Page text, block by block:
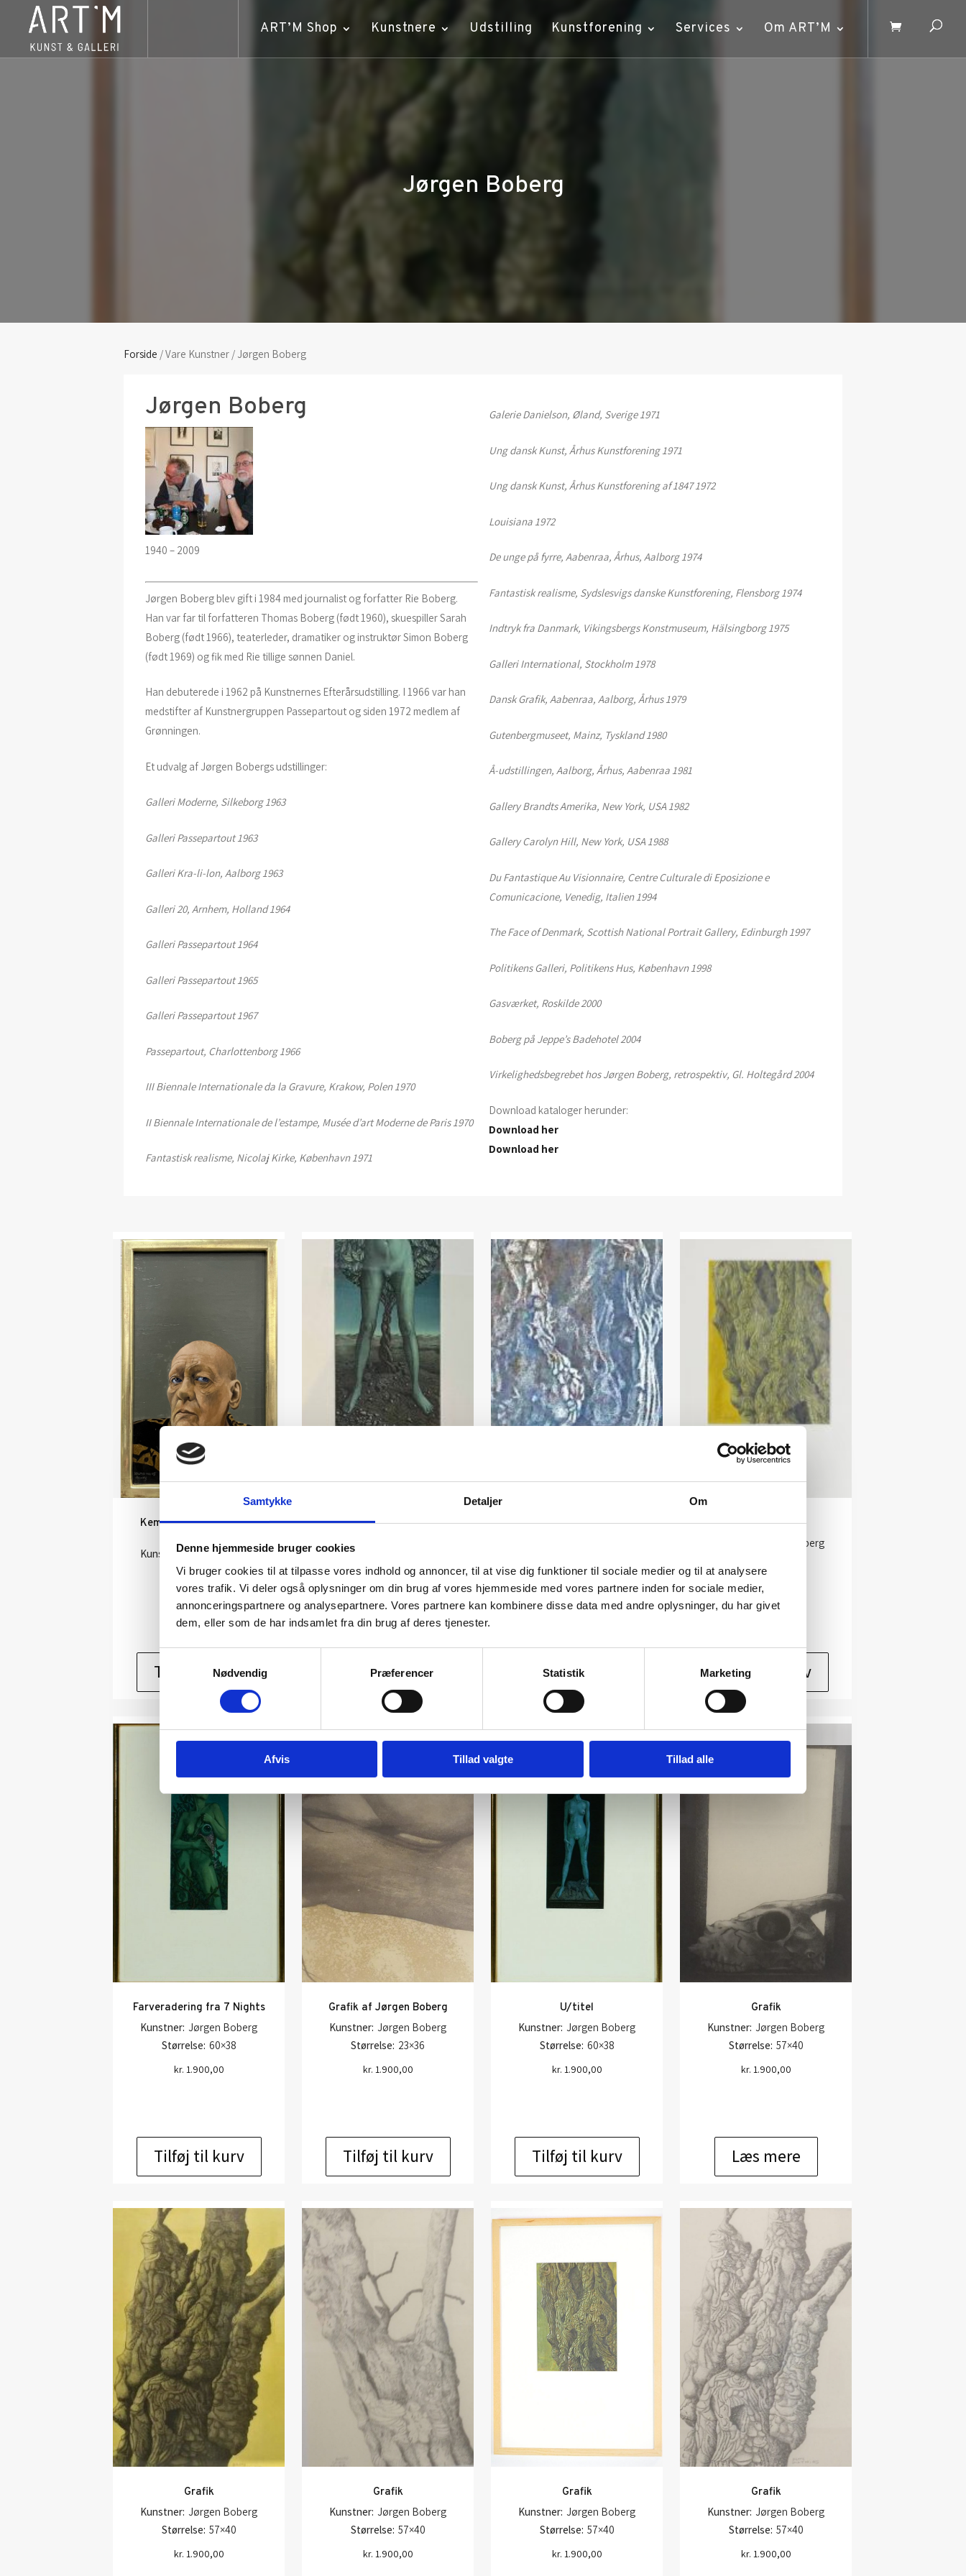
Samtykke Detaljer Om
Denne hjemmeside bruger cookies
Vi bruger cookies til at tilpasse vores indhold og annoncer, til at vise dig funktioner til sociale medier og til at analysere
vores trafik. Vi deler også oplysninger om din brug af vores hjemmeside med vores partnere inden for sociale medier,
annonceringspartnere og analysepartnere. Vores partnere kan kombinere disse data med andre oplysninger, du har givet
dem, eller som de har indsamlet fra din brug af deres tjenester.
Samtykkevalg
Nødvendig
Præferencer Statistik Marketing
Afvis Tillad valgte Tillad alle
ART’M Shop Kunstnere Udstilling Kunstforening Services Om ART’M
Jørgen Boberg
Forside / Vare Kunstner / Jørgen Boberg
Jørgen Boberg
1940 – 2009
Jørgen Boberg blev gift i 1984 med journalist og forfatter Rie Boberg.
Han var far til forfatteren Thomas Boberg (født 1960), skuespiller Sarah
Boberg (født 1966), teaterleder, dramatiker og instruktør Simon Boberg
(født 1969) og fik med Rie tillige sønnen Daniel.
Han debuterede i 1962 på Kunstnernes Efterårsudstilling. I 1966 var han
medstifter af Kunstnergruppen Passepartout og siden 1972 medlem af
Grønningen.
Et udvalg af Jørgen Bobergs udstillinger:
Galleri Moderne, Silkeborg 1963
Galleri Passepartout 1963
Galleri Kra-li-lon, Aalborg 1963
Galleri 20, Arnhem, Holland 1964
Galleri Passepartout 1964
Galleri Passepartout 1965
Galleri Passepartout 1967
Passepartout, Charlottenborg 1966
III Biennale Internationale da la Gravure, Krakow, Polen 1970
II Biennale Internationale de l’estampe, Musée d’art Moderne de Paris 1970
Fantastisk realisme, Nicolaj Kirke, København 1971
Galerie Danielson, Øland, Sverige 1971
Ung dansk Kunst, Århus Kunstforening 1971
Ung dansk Kunst, Århus Kunstforening af 1847 1972
Louisiana 1972
De unge på fyrre, Aabenraa, Århus, Aalborg 1974
Fantastisk realisme, Sydslesvigs danske Kunstforening, Flensborg 1974
Indtryk fra Danmark, Vikingsbergs Konstmuseum, Hälsingborg 1975
Galleri International, Stockholm 1978
Dansk Grafik, Aabenraa, Aalborg, Århus 1979
Gutenbergmuseet, Mainz, Tyskland 1980
Å-udstillingen, Aalborg, Århus, Aabenraa 1981
Gallery Brandts Amerika, New York, USA 1982
Gallery Carolyn Hill, New York, USA 1988
Du Fantastique Au Visionnaire, Centre Culturale di Eposizione e
Comunicacione, Venedig, Italien 1994
The Face of Denmark, Scottish National Portrait Gallery, Edinburgh 1997
Politikens Galleri, Politikens Hus, København 1998
Gasværket, Roskilde 2000
Boberg på Jeppe’s Badehotel 2004
Virkelighedsbegrebet hos Jørgen Boberg, retrospektiv, Gl. Holtegård 2004
Download kataloger herunder:
Download her
Download her
Kemo Boberg af Jørgen
Kunstner: Jørgen Boberg
Størrelse: 34×20
kr. 15.000,00
Tilføj til kurv
U/t
Kunstner:
kr.1.900,00
Tilføj til kurv
U/t
kr.1.900,00
Tilføj til kurv
U/t
Jørgen Boberg
kr.1.900,00
Tilføj til kurv
Farveradering fra 7 Nights
Kunstner: Jørgen Boberg
Størrelse: 60×38
kr. 1.900,00
Tilføj til kurv
Grafik af Jørgen Boberg
Kunstner: Jørgen Boberg
Størrelse: 23×36
kr. 1.900,00
Tilføj til kurv
U/titel
Kunstner: Jørgen Boberg
Størrelse: 60×38
kr. 1.900,00
Tilføj til kurv
Grafik
Kunstner: Jørgen Boberg
Størrelse: 57×40
kr. 1.900,00
Læs mere
Grafik
Kunstner: Jørgen Boberg
Størrelse: 57×40
kr. 1.900,00
Grafik
Kunstner: Jørgen Boberg
Størrelse: 57×40
kr. 1.900,00
Grafik
Kunstner: Jørgen Boberg
Størrelse: 57×40
kr. 1.900,00
Grafik
Kunstner: Jørgen Boberg
Størrelse: 57×40
kr. 1.900,00